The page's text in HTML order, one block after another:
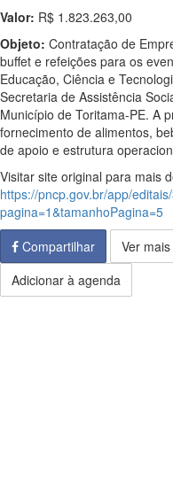
Valor: R$ 1.823.263,00
Objeto: Contratação de
buffet e refeições para os
Educação, Ciência e
Secretaria de Assistência
Município de Toritama-PE. A
fornecimento de alimentos,
de apoio e estrutura
Visitar site original para mais
https://pncp.gov.br/app/
pagina=1&tamanhoPagina=5
Compartilhar
Ver
Adicionar à agenda